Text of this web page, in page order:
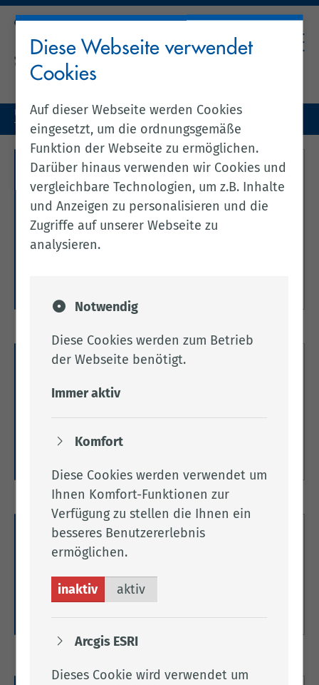
Unser Landkreis
Tierhaltung & Ernährung
Tierseuchenbekämpfung
Allgemeines zur
Tierseuchenbekämpfung
Hier finden Sie allgemeine Informationen zur
Tierseuchenbekämpfung im Landkreis
ASP und KSP
Hier finden Sie alle Informationen zur ASP
(Afrikanische Schweinepest) und KSP (Klassische
Bovines Herpesvirus (BHV1)
Bovines Herpesvirus (BHV1).
Diese Webseite verwendet
Cookies
Auf dieser Webseite werden Cookies
eingesetzt, um die ordnungsgemäße
Funktion der Webseite zu ermöglichen.
Darüber hinaus verwenden wir Cookies und
vergleichbare Technologien, um z.B. Inhalte
und Anzeigen zu personalisieren und die
Zugriffe auf unserer Webseite zu
analysieren.
Notwendig
Diese Cookies werden zum Betrieb
der Webseite benötigt.
Immer aktiv
Komfort
Diese Cookies werden verwendet um
Ihnen Komfort-Funktionen zur
Verfügung zu stellen die Ihnen ein
besseres Benutzererlebnis
ermöglichen.
inaktiv aktiv
Arcgis ESRI
Dieses Cookie wird verwendet um